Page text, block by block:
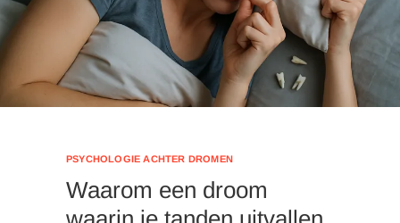
PSYCHOLOGIE ACHTER DROMEN
Waarom een droom